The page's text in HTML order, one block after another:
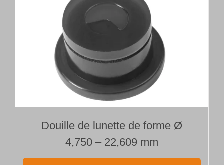
Douille de lunette de forme Ø
4,750 – 22,609 mm